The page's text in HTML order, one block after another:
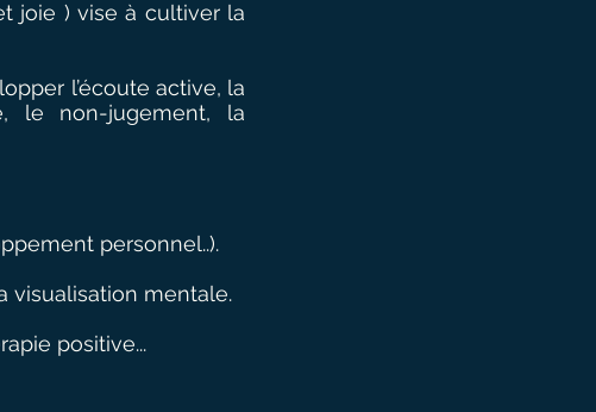
joie ) vise à cultiver la
l’écoute active, la
le non-jugement, la
personnel..).
visualisation mentale.
positive...